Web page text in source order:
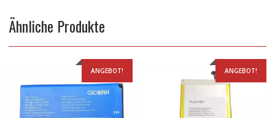
Ähnliche Produkte
ANGEBOT! ANGEBOT!